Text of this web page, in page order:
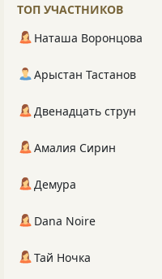
ТОП УЧАСТНИКОВ
Наташа Воронцова
Арыстан Тастанов
Двенадцать струн
Амалия Сирин
Демура
Dana Noire
Тай Ночка